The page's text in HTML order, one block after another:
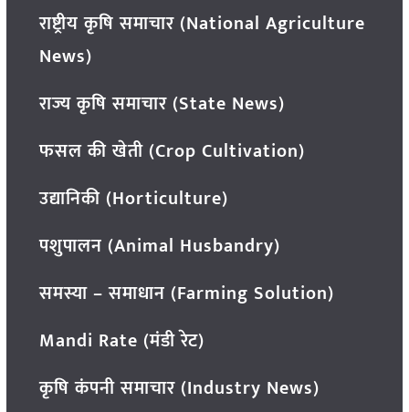
राष्ट्रीय कृषि समाचार (National Agriculture
News)
राज्य कृषि समाचार (State News)
फसल की खेती (Crop Cultivation)
उद्यानिकी (Horticulture)
पशुपालन (Animal Husbandry)
समस्या – समाधान (Farming Solution)
Mandi Rate (मंडी रेट)
कृषि कंपनी समाचार (Industry News)